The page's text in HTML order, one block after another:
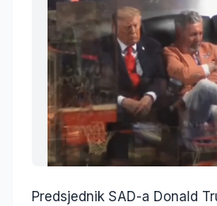
Predsjednik SAD-a Donald